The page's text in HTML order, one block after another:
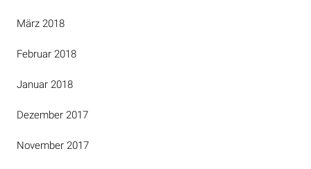
März 2018
Februar 2018
Januar 2018
Dezember 2017
November 2017